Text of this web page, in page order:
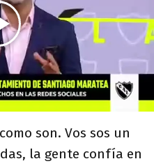
son. Vos sos un
la gente confía en